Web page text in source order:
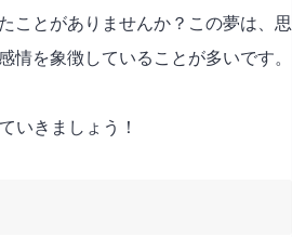
ことがありませんか？この夢は、思
情を象徴していることが多いです。
いきましょう！